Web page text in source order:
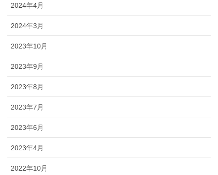
2024年4月
2024年3月
2023年10月
2023年9月
2023年8月
2023年7月
2023年6月
2023年4月
2022年10月